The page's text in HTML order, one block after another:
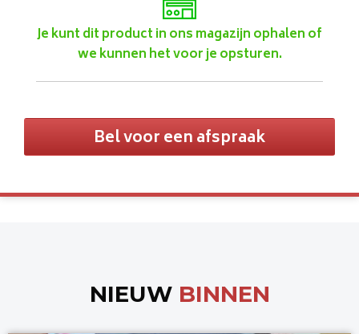
Je kunt dit product in ons magazijn ophalen of
we kunnen het voor je opsturen.
Bel voor een afspraak
NIEUW BINNEN